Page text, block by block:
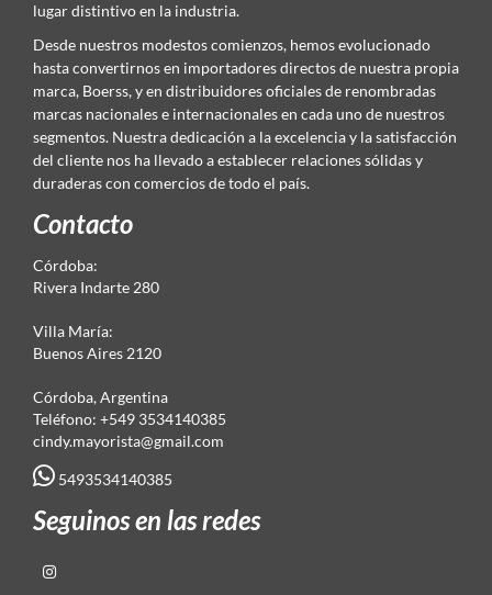
lugar distintivo en la industria.
Desde nuestros modestos comienzos, hemos evolucionado
hasta convertirnos en importadores directos de nuestra propia
marca, Boerss, y en distribuidores oficiales de renombradas
marcas nacionales e internacionales en cada uno de nuestros
segmentos. Nuestra dedicación a la excelencia y la satisfacción
del cliente nos ha llevado a establecer relaciones sólidas y
duraderas con comercios de todo el país.
Contacto
Córdoba:
Rivera Indarte 280
Villa María:
Buenos Aires 2120
Córdoba, Argentina
Teléfono: +549 3534140385
cindy.mayorista@gmail.com
5493534140385
Seguinos en las redes